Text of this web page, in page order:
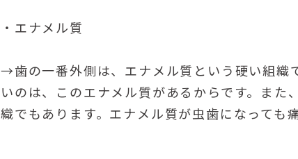
・エナメル質
→歯の一番外側は、エナメル質という硬い組織
いのは、このエナメル質があるからです。また
織でもあります。エナメル質が虫歯になっても